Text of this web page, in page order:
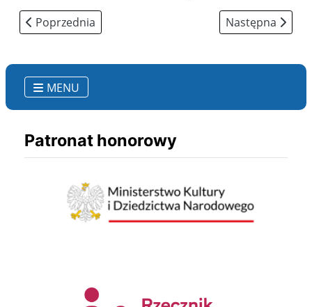
MENU
Patronat honorowy
Poprzednia strona: Taneczny koncert galowy
Poprzednia Następna
Następna